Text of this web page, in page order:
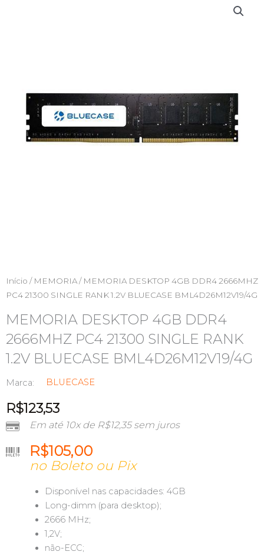
Início / MEMORIA/ MEMORIA DESKTOP 4GB DDR4 2666MHZ
PC4 21300 SINGLE RANK 1.2V BLUECASE BML4D26M12V19/4G
MEMORIA DESKTOP 4GB DDR4
2666MHZ PC4 21300 SINGLE RANK
1.2V BLUECASE BML4D26M12V19/4G
Marca: BLUECASE
R$123,53
Em até 10x de R$12,35sem juros
R$105,00
no Boleto ou Pix
Disponível nas capacidades: 4GB
Long-dimm (para desktop);
2666 MHz;
1,2V;
não-ECC;